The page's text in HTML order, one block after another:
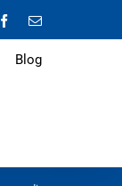
Facebook
E-
Blog